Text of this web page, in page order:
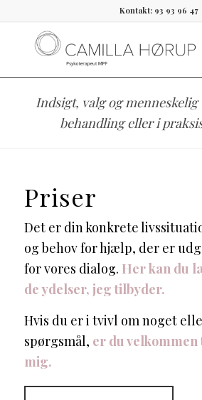
Kontakt: 93 93 96 47
Indsigt, valg og
behandling eller i
Priser
Det er din konkrete
og behov for hjælp, der er
for vores dialog. Her kan du
de ydelser, jeg tilbyder.
Hvis du er i tvivl om noget
spørgsmål, er du
mig.